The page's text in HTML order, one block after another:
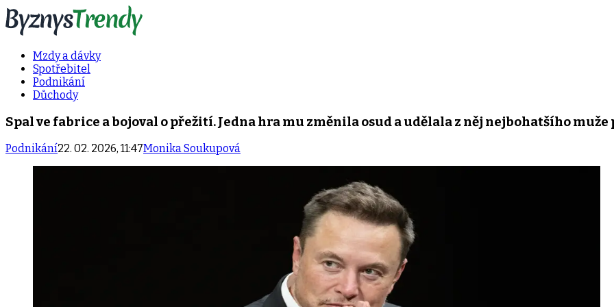
Mzdy a dávky
Spotřebitel
Podnikání
Důchody
Spal ve fabrice a bojoval o přežití. Jedna hra mu změnila osud a udělala z něj nejbohatšího
Podnikání22. 02. 2026, 11:47Monika Soukupová